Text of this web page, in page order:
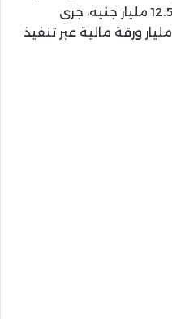
قيم التداولات الإجمالية نحو 12.539 مليار جنيه، جرى
تحقيقها من خلال تداول 4.045 مليار ورقة مالية عبر تنفيذ